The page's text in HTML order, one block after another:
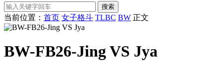
搜索
当前位置： 首页 女子格斗 TLBC BW 正文
BW-FB26-Jing VS Jya